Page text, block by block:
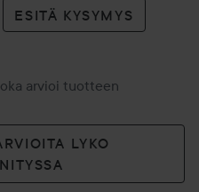
ESITÄ KYSYMYS
arvioi tuotteen
LYKO